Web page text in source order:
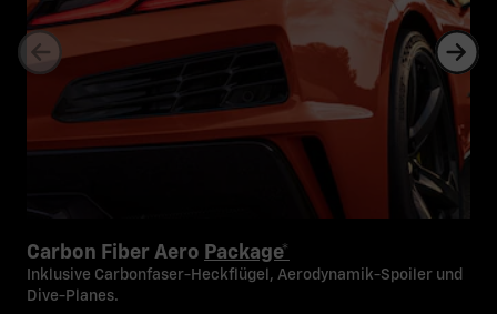
Carbon Fiber Aero Package*
Inklusive Carbonfaser-Heckflügel, Aerodynamik-Spoiler und
Dive-Planes.